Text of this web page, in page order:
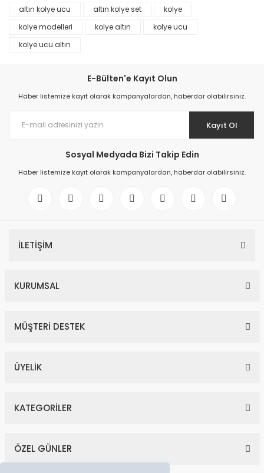
altın kolye ucu
altın kolye set
kolye
kolye modelleri
kolye altın
kolye ucu
kolye ucu altın
E-Bülten'e Kayıt Olun
Haber listemize kayıt olarak kampanyalardan, haberdar olabilirsiniz.
Kayıt Ol
Sosyal Medyada Bizi Takip Edin
Haber listemize kayıt olarak kampanyalardan, haberdar olabilirsiniz.
İLETİŞİM
KURUMSAL
MÜŞTERİ DESTEK
ÜYELİK
KATEGORİLER
ÖZEL GÜNLER